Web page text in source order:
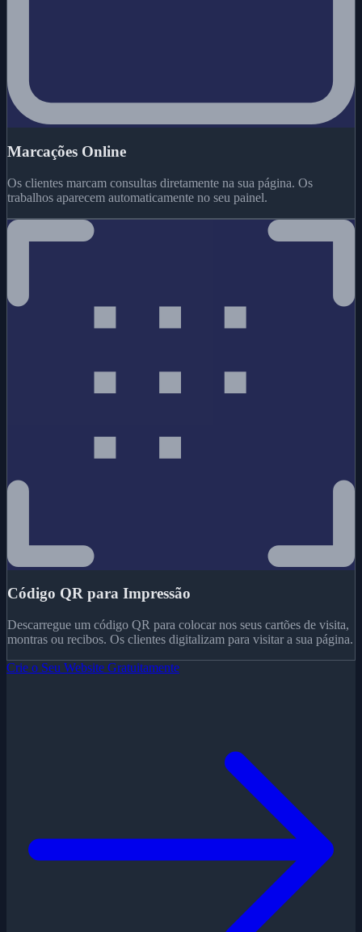
Marcações Online
Os clientes marcam consultas diretamente na sua página. Os
trabalhos aparecem automaticamente no seu painel.
Código QR para Impressão
Descarregue um código QR para colocar nos seus cartões de visita,
montras ou recibos. Os clientes digitalizam para visitar a sua página.
Crie o Seu Website Gratuitamente